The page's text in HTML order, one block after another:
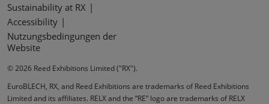
Sustainability at RX
Accessibility
Nutzungsbedingungen der
Website
© 2026 Reed Exhibitions Limited ("RX").
EuroBLECH, RX, and Reed Exhibitions are trademarks of Reed Exhibitions
Limited and its affiliates. RELX and the “RE” logo are trademarks of RELX